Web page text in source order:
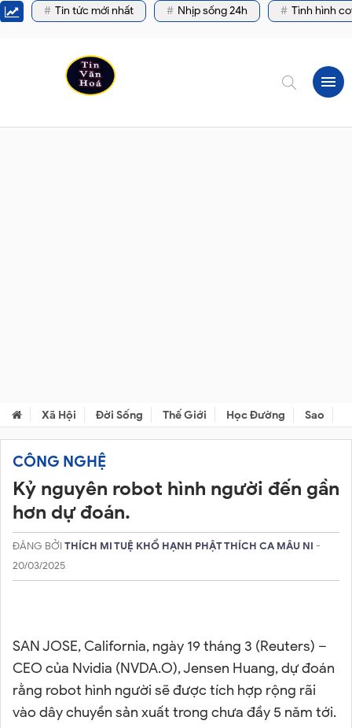
Tin tức mới nhất Nhịp sống 24h Tình hình
Xã Hội Đời Sống Thế Giới Học Đường Sao
CÔNG NGHỆ
Kỷ nguyên robot hình người đến gần
hơn dự đoán.
ĐĂNG BỞI THÍCH MI TUỆ KHỔ HẠNH PHẬT THÍCH CA MÂU NI -
20/03/2025
SAN JOSE, California, ngày 19 tháng 3 (Reuters) –
CEO của Nvidia (NVDA.O), Jensen Huang, dự đoán
rằng robot hình người sẽ được tích hợp rộng rãi
vào dây chuyền sản xuất trong chưa đầy 5 năm tới.